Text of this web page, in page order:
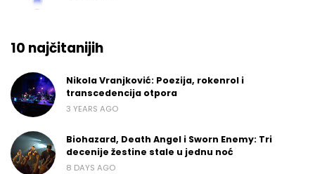
10 najčitanijih
Nikola Vranjković: Poezija, rokenrol i
transcedencija otpora
3 YEARS AGO
Biohazard, Death Angel i Sworn Enemy: Tri
decenije žestine stale u jednu noć
8 DAYS AGO